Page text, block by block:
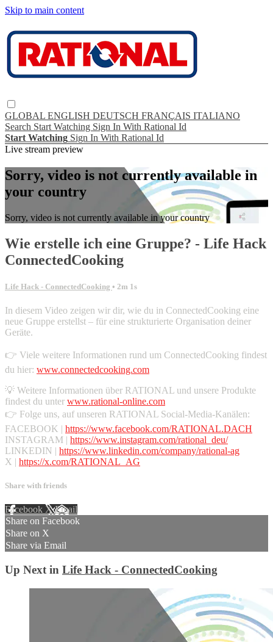
Skip to main content
GLOBAL ENGLISH DEUTSCH FRANÇAIS ITALIANO
Search Start Watching Sign In With Rational Id
Start Watching Sign In With Rational Id
Live stream preview
Sorry, video is not currently available in
your country
Sorry, video is not currently available in your country
Wie erstelle ich eine Gruppe? - Life Hack
ConnectedCooking
Life Hack - ConnectedCooking • 2m 1s
In diesem Video zeigen wir dir, wie du in ConnectedCooking eine
neue Gruppe erstellst – für eine strukturierte Organisation deiner
Geräte.
👉 Viele weitere Informationen rund um ConnectedCooking findest
du hier: www.connectedcooking.com
💡 Weitere Informationen über RATIONAL und unsere Produkte
findest du unter www.rational-online.com
👉 Folge uns, auf unseren RATIONAL Social-Media-Kanälen:
FACEBOOK | https://www.facebook.com/RATIONAL.DACH
INSTAGRAM | https://www.instagram.com/rational_deu/
LINKEDIN | https://www.linkedin.com/company/rational-ag
X | https://x.com/RATIONAL_AG
Share with friends
Facebook XEmail
Share on Facebook
Share on X
Share via Email
Up Next in Life Hack - ConnectedCooking